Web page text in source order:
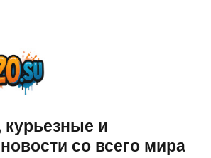
и
со всего мира